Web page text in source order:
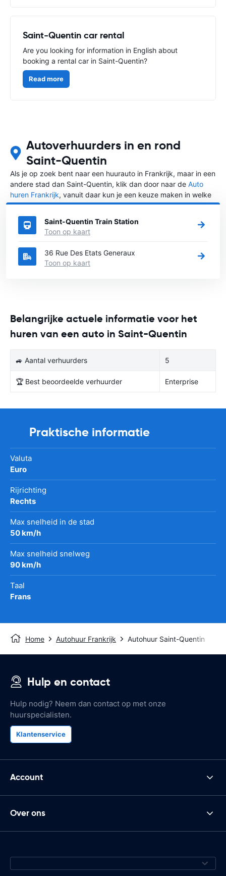
Saint-Quentin car rental
Are you looking for information in English about
booking a rental car in Saint-Quentin?
Read more
Autoverhuurders in en rond
Saint-Quentin
Als je op zoek bent naar een huurauto in Frankrijk, maar in een
andere stad dan Saint-Quentin, klik dan door naar de Auto
huren Frankrijk, vanuit daar kun je een keuze maken in welke
stad in Frankrijk je een auto huren wilt.
Saint-Quentin Train Station
Toon op kaart
36 Rue Des Etats Generaux
Toon op kaart
Belangrijke actuele informatie voor het
huren van een auto in Saint-Quentin
🚙 Aantal verhuurders 5
🏆 Best beoordeelde verhuurder Enterprise
Praktische informatie
Valuta
Euro
Rijrichting
Rechts
Max snelheid in de stad
50 km/h
Max snelheid snelweg
90 km/h
Taal
Frans
Home Autohuur Frankrijk Autohuur Saint-Quentin
Hulp en contact
Hulp nodig? Neem dan contact op met onze
huurspecialisten.
Klantenservice
Account
Over ons